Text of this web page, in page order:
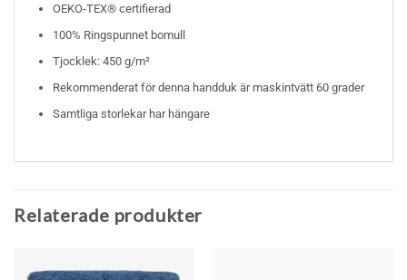
OEKO-TEX® certifierad
100% Ringspunnet bomull
Tjocklek: 450 g/m²
Rekommenderat för denna handduk är maskintvätt 60 grader
Samtliga storlekar har hängare
Relaterade produkter